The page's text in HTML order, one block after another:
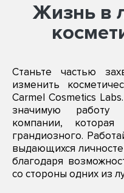
Жизнь в
Станьте частью
изменить
Carmel Cosmetics
значимую работу
компании, которая
грандиозного.
выдающихся
благодаря
со стороны одних из